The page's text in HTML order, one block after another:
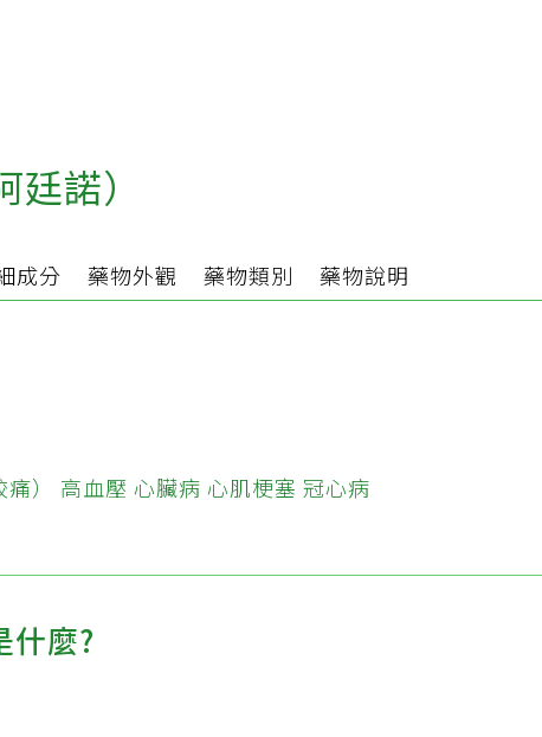
諾）
成分 藥物外觀 藥物類別 藥物說明
） 高血壓 心臟病 心肌梗塞 冠心病
什麼?